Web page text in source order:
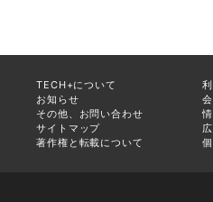
TECH+について
お知らせ
その他、お問い合わせ
サイトマップ
著作権と転載について